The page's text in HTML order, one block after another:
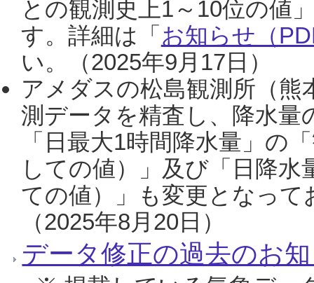
との観測史上1～10位の値
す。詳細は「 お知らせ（
い。（2025年9月17日）
アメダスの松島観測所（熊
測データを精査し、降水
「日最大1時間降水量」の
しての値）」及び「日降
ての値）」も変更となっ
（2025年8月20日）
データ修正の過去のお